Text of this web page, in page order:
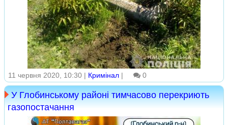
11 червня 2020, 10:30 | Кримінал | 0
У Глобинському районі тимчасово перекриють
газопостачання